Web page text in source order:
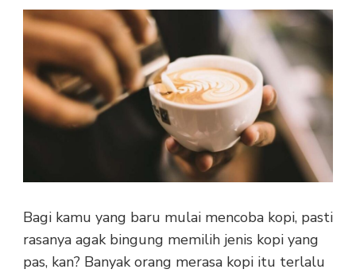
Bagi kamu yang baru mulai mencoba kopi, pasti
rasanya agak bingung memilih jenis kopi yang
pas, kan? Banyak orang merasa kopi itu terlalu